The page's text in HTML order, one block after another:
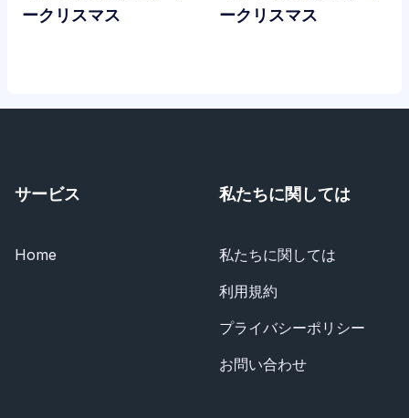
ークリスマス
ークリスマス
サービス
Home
私たちに関しては
私たちに関しては
利用規約
プライバシーポリシー
お問い合わせ